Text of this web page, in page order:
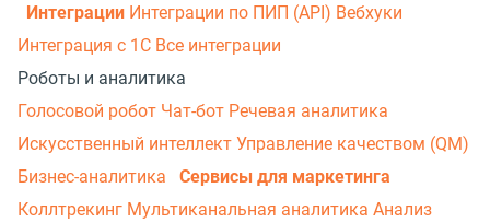
Интеграции Интеграции по ПИП (API) Вебхуки
Интеграция с 1С Все интеграции
Роботы и аналитика
Голосовой робот Чат-бот Речевая аналитика
Искусственный интеллект Управление качеством (QM)
Бизнес-аналитика
Сервисы для маркетинга
Коллтрекинг Мультиканальная аналитика Анализ